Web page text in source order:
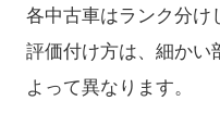
各中古車はランク分け
評価付け方は、細かい
よって異なります。